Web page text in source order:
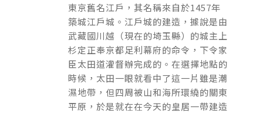
東京舊名江戶，其名稱來自於1457年
築城江戶城。江戶城的建造，據說是由
武藏國川越（現在的埼玉縣）的城主上
杉定正奉京都足利幕府的命令，下令家
臣太田道灌督辦完成的。在選擇地點的
時候，太田一眼就看中了這一片雖是潮
濕地帶，但四周被山和海所環繞的關東
平原，於是就在在今天的皇居一帶建造